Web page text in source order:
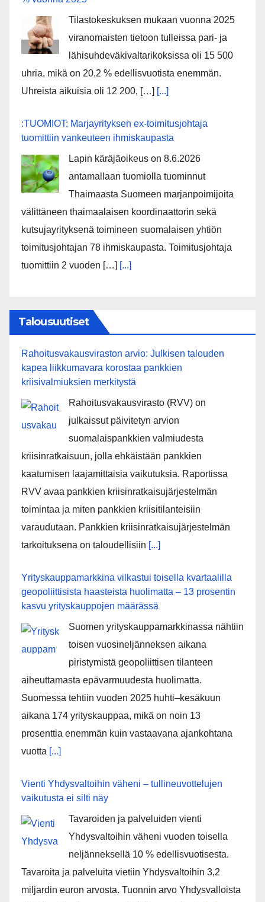
Tilastokeskuksen mukaan vuonna 2025
viranomaisten tietoon tulleissa pari- ja
lähisuhdeväkivaltarikoksissa oli 15 500
uhria, mikä on 20,2 % edellisvuotista enemmän.
Uhreista aikuisia oli 12 200, […] [...]
:TUOMIOT: Marjayrityksen ex-toimitusjohtaja
tuomittiin vankeuteen ihmiskaupasta
Lapin käräjäoikeus on 8.6.2026
antamallaan tuomiolla tuominnut
Thaimaasta Suomeen marjanpoimijoita
välittäneen thaimaalaisen koordinaattorin sekä
kutsujayrityksenä toimineen suomalaisen yhtiön
toimitusjohtajan 78 ihmiskaupasta. Toimitusjohtaja
tuomittiin 2 vuoden […] [...]
Talousuutiset
Rahoitusvakausviraston arvio: Julkisen talouden
kapea liikkumavara korostaa pankkien
kriisivalmiuksien merkitystä
Rahoitusvakausvirasto (RVV) on
julkaissut päivitetyn arvion
suomalaispankkien valmiudesta
kriisinratkaisuun, jolla ehkäistään pankkien
kaatumisen laajamittaisia vaikutuksia. Raportissa
RVV avaa pankkien kriisinratkaisujärjestelmän
toimintaa ja miten pankkien kriisitilanteisiin
varaudutaan. Pankkien kriisinratkaisujärjestelmän
tarkoituksena on taloudellisiin [...]
Yrityskauppamarkkina vilkastui toisella kvartaalilla
geopoliittisista haasteista huolimatta – 13 prosentin
kasvu yrityskauppojen määrässä
Suomen yrityskauppamarkkinassa nähtiin
toisen vuosineljänneksen aikana
piristymistä geopoliittisen tilanteen
aiheuttamasta epävarmuudesta huolimatta.
Suomessa tehtiin vuoden 2025 huhti–kesäkuun
aikana 174 yrityskauppaa, mikä on noin 13
prosenttia enemmän kuin vastaavana ajankohtana
vuotta [...]
Vienti Yhdysvaltoihin väheni – tullineuvottelujen
vaikutusta ei silti näy
Tavaroiden ja palveluiden vienti
Yhdysvaltoihin väheni vuoden toisella
neljänneksellä 10 % edellisvuotisesta.
Tavaroita ja palveluita vietiin Yhdysvaltoihin 3,2
miljardin euron arvosta. Tuonnin arvo Yhdysvalloista